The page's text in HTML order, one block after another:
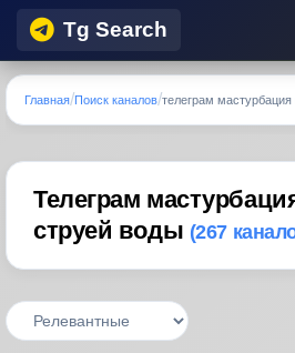
Tg Search
Главная Поиск каналов телеграм
Телеграм
струей воды (267